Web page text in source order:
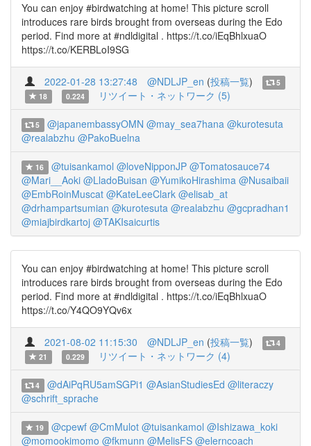
You can enjoy #birdwatching at home! This picture scroll
introduces rare birds brought from overseas during the Edo
period. Find more at #ndldigital . https://t.co/iEqBhlxuaO
https://t.co/KERBLoI9SG
2022-01-28 13:27:48 @NDLJP_en (投稿一覧)
5
18
0.224 リツイート・ネットワーク (5)
5 @japanembassyOMN @may_sea7hana @kurotesuta
@realabzhu @PakoBuelna
16 @tuisankamol @loveNipponJP @Tomatosauce74
@Mari__Aoki @LladoBuisan @YumikoHirashima @Nusaibaii
@EmbRoinMuscat @KateLeeClark @elisab_at
@drhampartsumian @kurotesuta @realabzhu @gcpradhan1
@miajbirdkartoj @TAKIsaicurtis
You can enjoy #birdwatching at home! This picture scroll
introduces rare birds brought from overseas during the Edo
period. Find more at #ndldigital . https://t.co/iEqBhlxuaO
https://t.co/Y4QO9YQv6x
2021-08-02 11:15:30 @NDLJP_en (投稿一覧)
4
21
0.229 リツイート・ネットワーク (4)
4 @dAiPqRU5amSGPi1 @AsianStudiesEd @literaczy
@schrift_sprache
19 @cpewf @CmMulot @tuisankamol @Ishizawa_koki
@momookimomo @fkmunn @MelisFS @elerncoach